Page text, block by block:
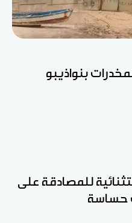
بنواذيبو
للمصادقة على